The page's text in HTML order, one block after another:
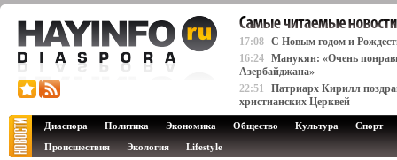
17:08 C Новым годом и
16:24 Манукян: «Очень
Азербайджана»
22:51
Патриарх Кирилл
христианских Церквей
Диаспора Политика Экономика Общество Культура
Спорт
Происшествия
Экология Lifestyle